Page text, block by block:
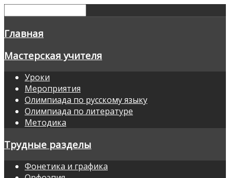
Главная
Мастерская учителя
Уроки
Мероприятия
Олимпиада по русскому языку
Олимпиада по литературе
Методика
Трудные разделы
Фонетика и графика